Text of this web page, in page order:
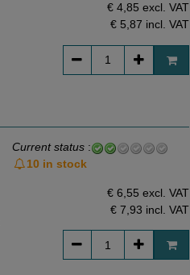
€ 4,85 excl. VAT
€ 5,87 incl. VAT
Current status:
10 in stock
€ 6,55 excl. VAT
€ 7,93 incl. VAT